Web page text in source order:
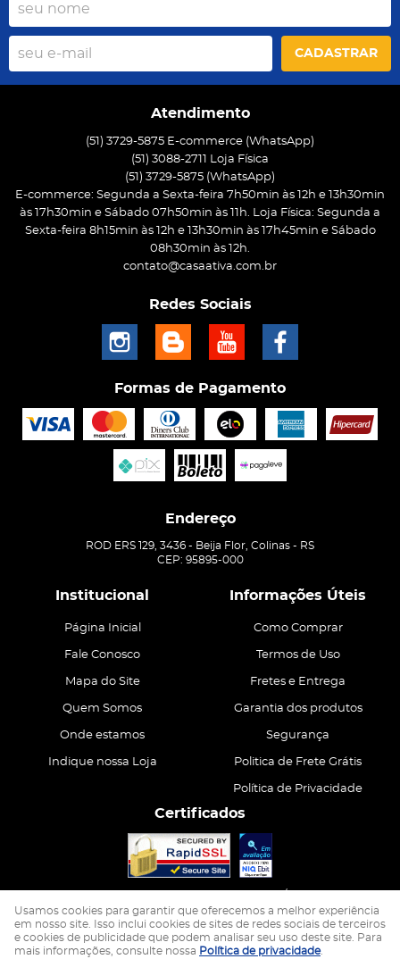
CADASTRAR
Atendimento
(51) 3729-5875 E-commerce (WhatsApp)
(51) 3088-2711 Loja Física
(51) 3729-5875 (WhatsApp)
E-commerce: Segunda a Sexta-feira 7h50min às 12h e 13h30min
às 17h30min e Sábado 07h50min às 11h. Loja Física: Segunda a
Sexta-feira 8h15min às 12h e 13h30min às 17h45min e Sábado
08h30min às 12h.
contato@casaativa.com.br
Redes Sociais
Formas de Pagamento
Endereço
ROD ERS 129, 3436 - Beija Flor, Colinas - RS
CEP: 95895-000
Institucional
Página Inicial
Fale Conosco
Mapa do Site
Quem Somos
Onde estamos
Indique nossa Loja
Informações Úteis
Como Comprar
Termos de Uso
Fretes e Entrega
Garantia dos produtos
Segurança
Politica de Frete Grátis
Política de Privacidade
Certificados
LOJA VIRTUAL CRIADA POR
Usamos cookies para garantir que oferecemos a melhor experiência
em nosso site. Isso inclui cookies de sites de redes sociais de terceiros
e cookies de publicidade que podem analisar seu uso deste site. Para
mais informações, consulte nossa Política de privacidade.